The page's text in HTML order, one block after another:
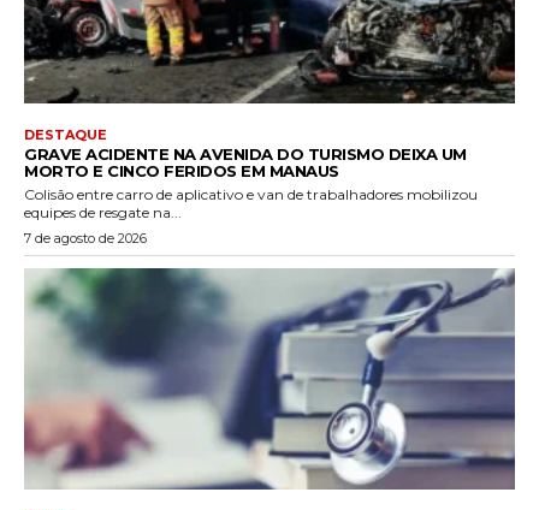
DESTAQUE
GRAVE ACIDENTE NA AVENIDA DO TURISMO DEIXA UM
MORTO E CINCO FERIDOS EM MANAUS
Colisão entre carro de aplicativo e van de trabalhadores mobilizou
equipes de resgate na...
7 de agosto de 2026